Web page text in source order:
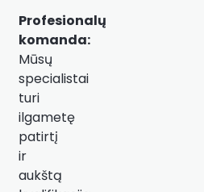
Profesionalų
komanda:
Mūsų
specialistai
turi
ilgametę
patirtį
ir
aukštą